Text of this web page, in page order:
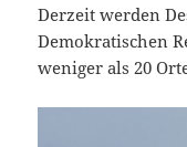
Derzeit werden
Demokratischen
weniger als 20